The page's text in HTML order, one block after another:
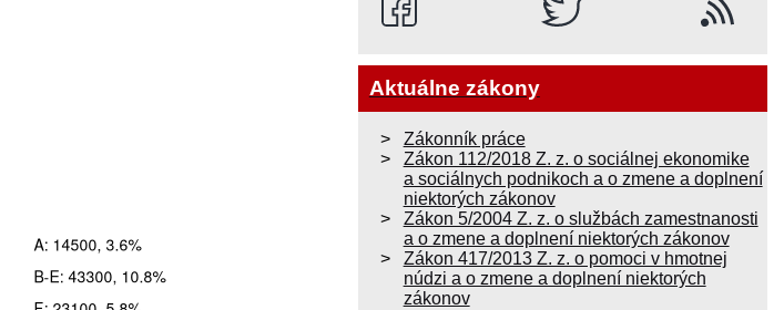
Aktuálne zákony
Zákonník práce
Zákon 112/2018 Z. z. o sociálnej ekonomike
a sociálnych podnikoch a o zmene a doplnení
niektorých zákonov
Zákon 5/2004 Z. z. o službách zamestnanosti
a o zmene a doplnení niektorých zákonov
Zákon 417/2013 Z. z. o pomoci v hmotnej
núdzi a o zmene a doplnení niektorých
zákonov